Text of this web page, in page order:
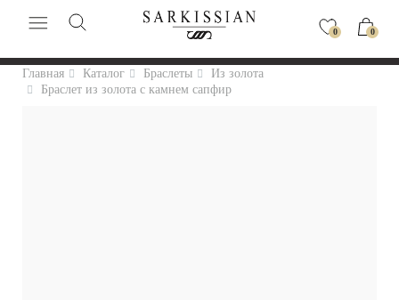
0 0
Главная Каталог Браслеты
Из золота
Браслет из золота с камнем сапфир